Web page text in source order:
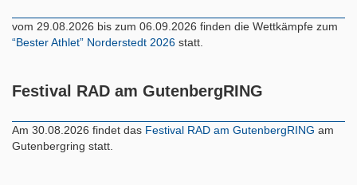
vom 29.08.2026 bis zum 06.09.2026 finden die Wettkämpfe zum
“Bester Athlet” Norderstedt 2026 statt.
Festival RAD am GutenbergRING
Am 30.08.2026 findet das Festival RAD am GutenbergRING am
Gutenbergring statt.